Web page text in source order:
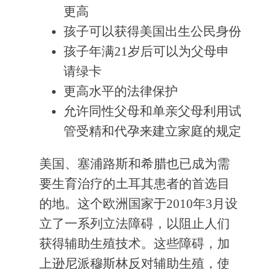
更高
孩子可以获得美国出生公民身份
孩子年满21岁后可以为父母申
请绿卡
更高水平的法律保护
允许同性父母和单亲父母利用试
管受精和代孕来建立家庭的规定
美国、塞浦路斯和希腊也已成为需
要生育治疗的土耳其患者的首选目
的地。这个欧洲国家于2010年3月设
立了一系列立法障碍，以阻止人们
获得辅助生殖技术。这些障碍，加
上逊尼派穆斯林反对辅助生殖，使